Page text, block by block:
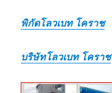
พิกัดโลวเบท โคราช
บริษัทโลวเบท โคราช